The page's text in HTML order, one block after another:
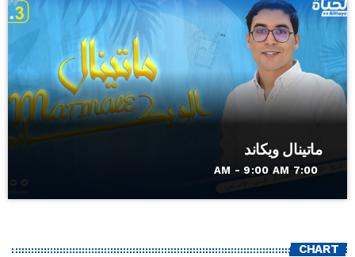
ماتينال ويكاند
7:00 AM - 9:00 AM
CHART